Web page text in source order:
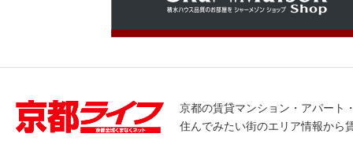
京都の賃貸マンション・アパート
住んでみたい街のエリア情報から